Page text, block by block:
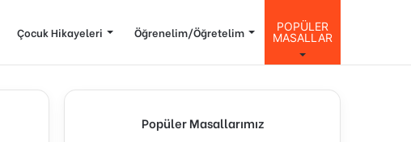
Çocuk Hikayeleri Öğrenelim/Öğretelim
POPÜLER
MASALLAR
Popüler Masallarımız